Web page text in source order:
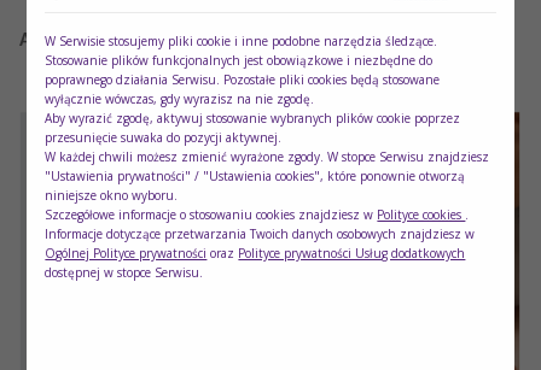
Autor:Akademia Nutricia Data materiału:02/06/2026
W Serwisie stosujemy pliki cookie i inne podobne narzędzia śledzące.
Stosowanie plików funkcjonalnych jest obowiązkowe i niezbędne do
poprawnego działania Serwisu. Pozostałe pliki cookies będą stosowane
wyłącznie wówczas, gdy wyrazisz na nie zgodę.
Aby wyrazić zgodę, aktywuj stosowanie wybranych plików cookie poprzez
przesunięcie suwaka do pozycji aktywnej.
W każdej chwili możesz zmienić wyrażone zgody. W stopce Serwisu znajdziesz
"Ustawienia prywatności" / "Ustawienia cookies", które ponownie otworzą
niniejsze okno wyboru.
Szczegółowe informacje o stosowaniu cookies znajdziesz w Polityce cookies
Informacje dotyczące przetwarzania Twoich danych osobowych znajdziesz w
Ogólnej Polityce prywatności oraz Polityce prywatności Usług dodatkowych
dostępnej w stopce Serwisu.